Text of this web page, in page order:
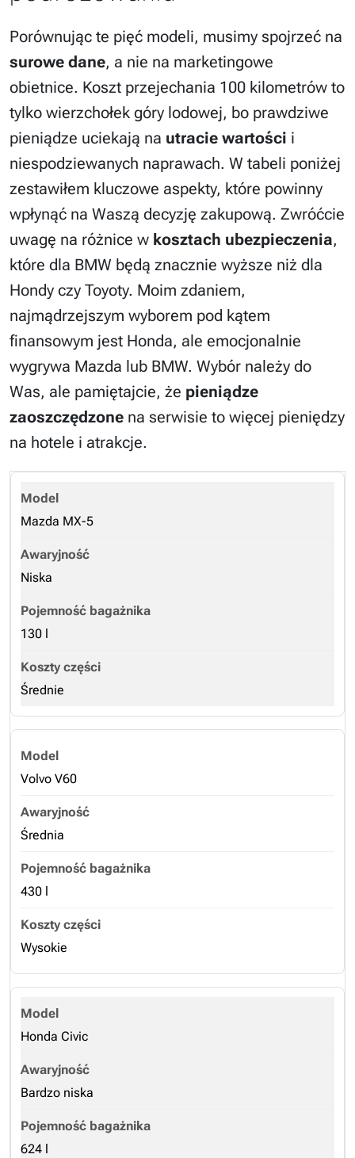
Porównując te pięć modeli, musimy spojrzeć na
surowe dane, a nie na marketingowe
obietnice. Koszt przejechania 100 kilometrów to
tylko wierzchołek góry lodowej, bo prawdziwe
pieniądze uciekają na utracie wartości i
niespodziewanych naprawach. W tabeli poniżej
zestawiłem kluczowe aspekty, które powinny
wpłynąć na Waszą decyzję zakupową. Zwróćcie
uwagę na różnice w kosztach ubezpieczenia,
które dla BMW będą znacznie wyższe niż dla
Hondy czy Toyoty. Moim zdaniem,
najmądrzejszym wyborem pod kątem
finansowym jest Honda, ale emocjonalnie
wygrywa Mazda lub BMW. Wybór należy do
Was, ale pamiętajcie, że pieniądze
zaoszczędzone na serwisie to więcej pieniędzy
na hotele i atrakcje.
Mazda MX-5
Niska
130 l
Średnie
Volvo V60
Średnia
430 l
Wysokie
Honda Civic
Bardzo niska
624 l